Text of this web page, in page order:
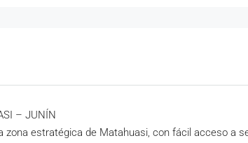
– JUNÍN
zona estratégica de Matahuasi, con fácil acceso a